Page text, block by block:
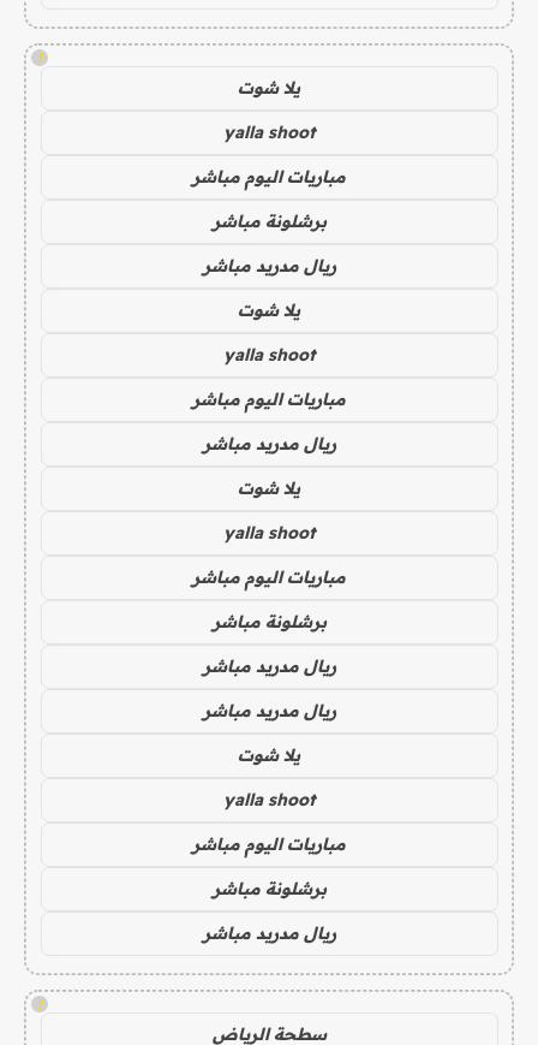
!
يلا شوت
yalla shoot
مباريات اليوم مباشر
برشلونة مباشر
ريال مدريد مباشر
يلا شوت
yalla shoot
مباريات اليوم مباشر
ريال مدريد مباشر
يلا شوت
yalla shoot
مباريات اليوم مباشر
برشلونة مباشر
ريال مدريد مباشر
ريال مدريد مباشر
يلا شوت
yalla shoot
مباريات اليوم مباشر
برشلونة مباشر
ريال مدريد مباشر
!
سطحة الرياض